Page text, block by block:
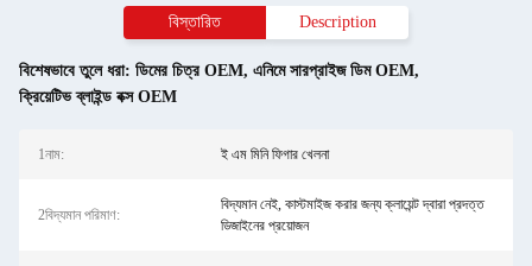
বিস্তারিত Description
বিশেষভাবে তুলে ধরা: ডিমের চিত্র OEM, এনিমে সারপ্রাইজ ডিম OEM,
ক্রিয়েটিভ ব্লাইন্ড বক্স OEM
1নাম: ই এম মিনি ফিগার খেলনা
2বিদ্যমান পরিমাণ:
বিদ্যমান নেই, কাস্টমাইজ করার জন্য ক্লায়েন্ট দ্বারা প্রদত্ত
ডিজাইনের প্রয়োজন